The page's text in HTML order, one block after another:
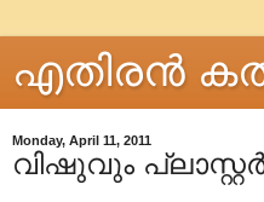
എതിരന്‍
Monday, April 11, 2011
വിഷുവും